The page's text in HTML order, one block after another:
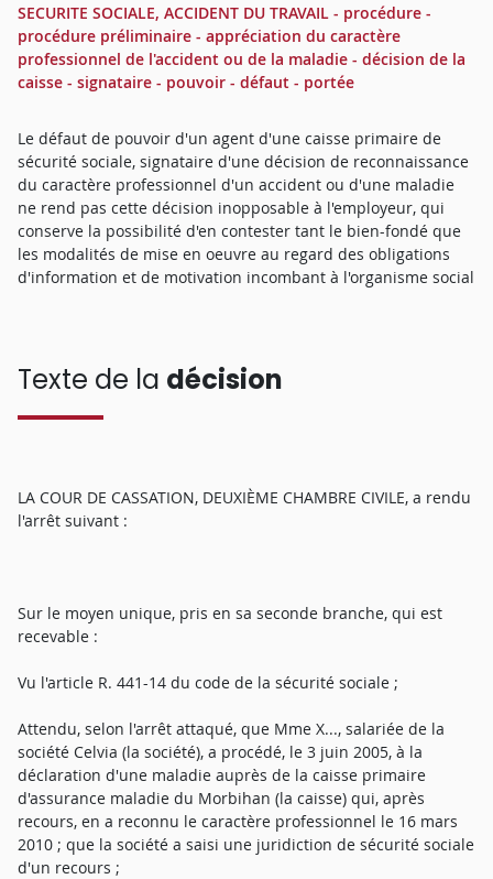
SECURITE SOCIALE, ACCIDENT DU TRAVAIL - procédure -
procédure préliminaire - appréciation du caractère
professionnel de l'accident ou de la maladie - décision de la
caisse - signataire - pouvoir - défaut - portée
Le défaut de pouvoir d'un agent d'une caisse primaire de
sécurité sociale, signataire d'une décision de reconnaissance
du caractère professionnel d'un accident ou d'une maladie
ne rend pas cette décision inopposable à l'employeur, qui
conserve la possibilité d'en contester tant le bien-fondé que
les modalités de mise en oeuvre au regard des obligations
d'information et de motivation incombant à l'organisme social
Texte de la décision
LA COUR DE CASSATION, DEUXIÈME CHAMBRE CIVILE, a rendu
l'arrêt suivant :
Sur le moyen unique, pris en sa seconde branche, qui est
recevable :
Vu l'article R. 441-14 du code de la sécurité sociale ;
Attendu, selon l'arrêt attaqué, que Mme X..., salariée de la
société Celvia (la société), a procédé, le 3 juin 2005, à la
déclaration d'une maladie auprès de la caisse primaire
d'assurance maladie du Morbihan (la caisse) qui, après
recours, en a reconnu le caractère professionnel le 16 mars
2010 ; que la société a saisi une juridiction de sécurité sociale
d'un recours ;